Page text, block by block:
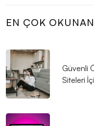
Çiçekçi Web Sitesi
İnternete Taşıyoruz!
Ağaç Kesimi ve Peyzaj
Güzelliğini Dijital
Sağlık Danışmanı
ve İşlevsel Bir Web
Çiftlik Yönetimi Web
EN ÇOK
Güvenli
Siteleri